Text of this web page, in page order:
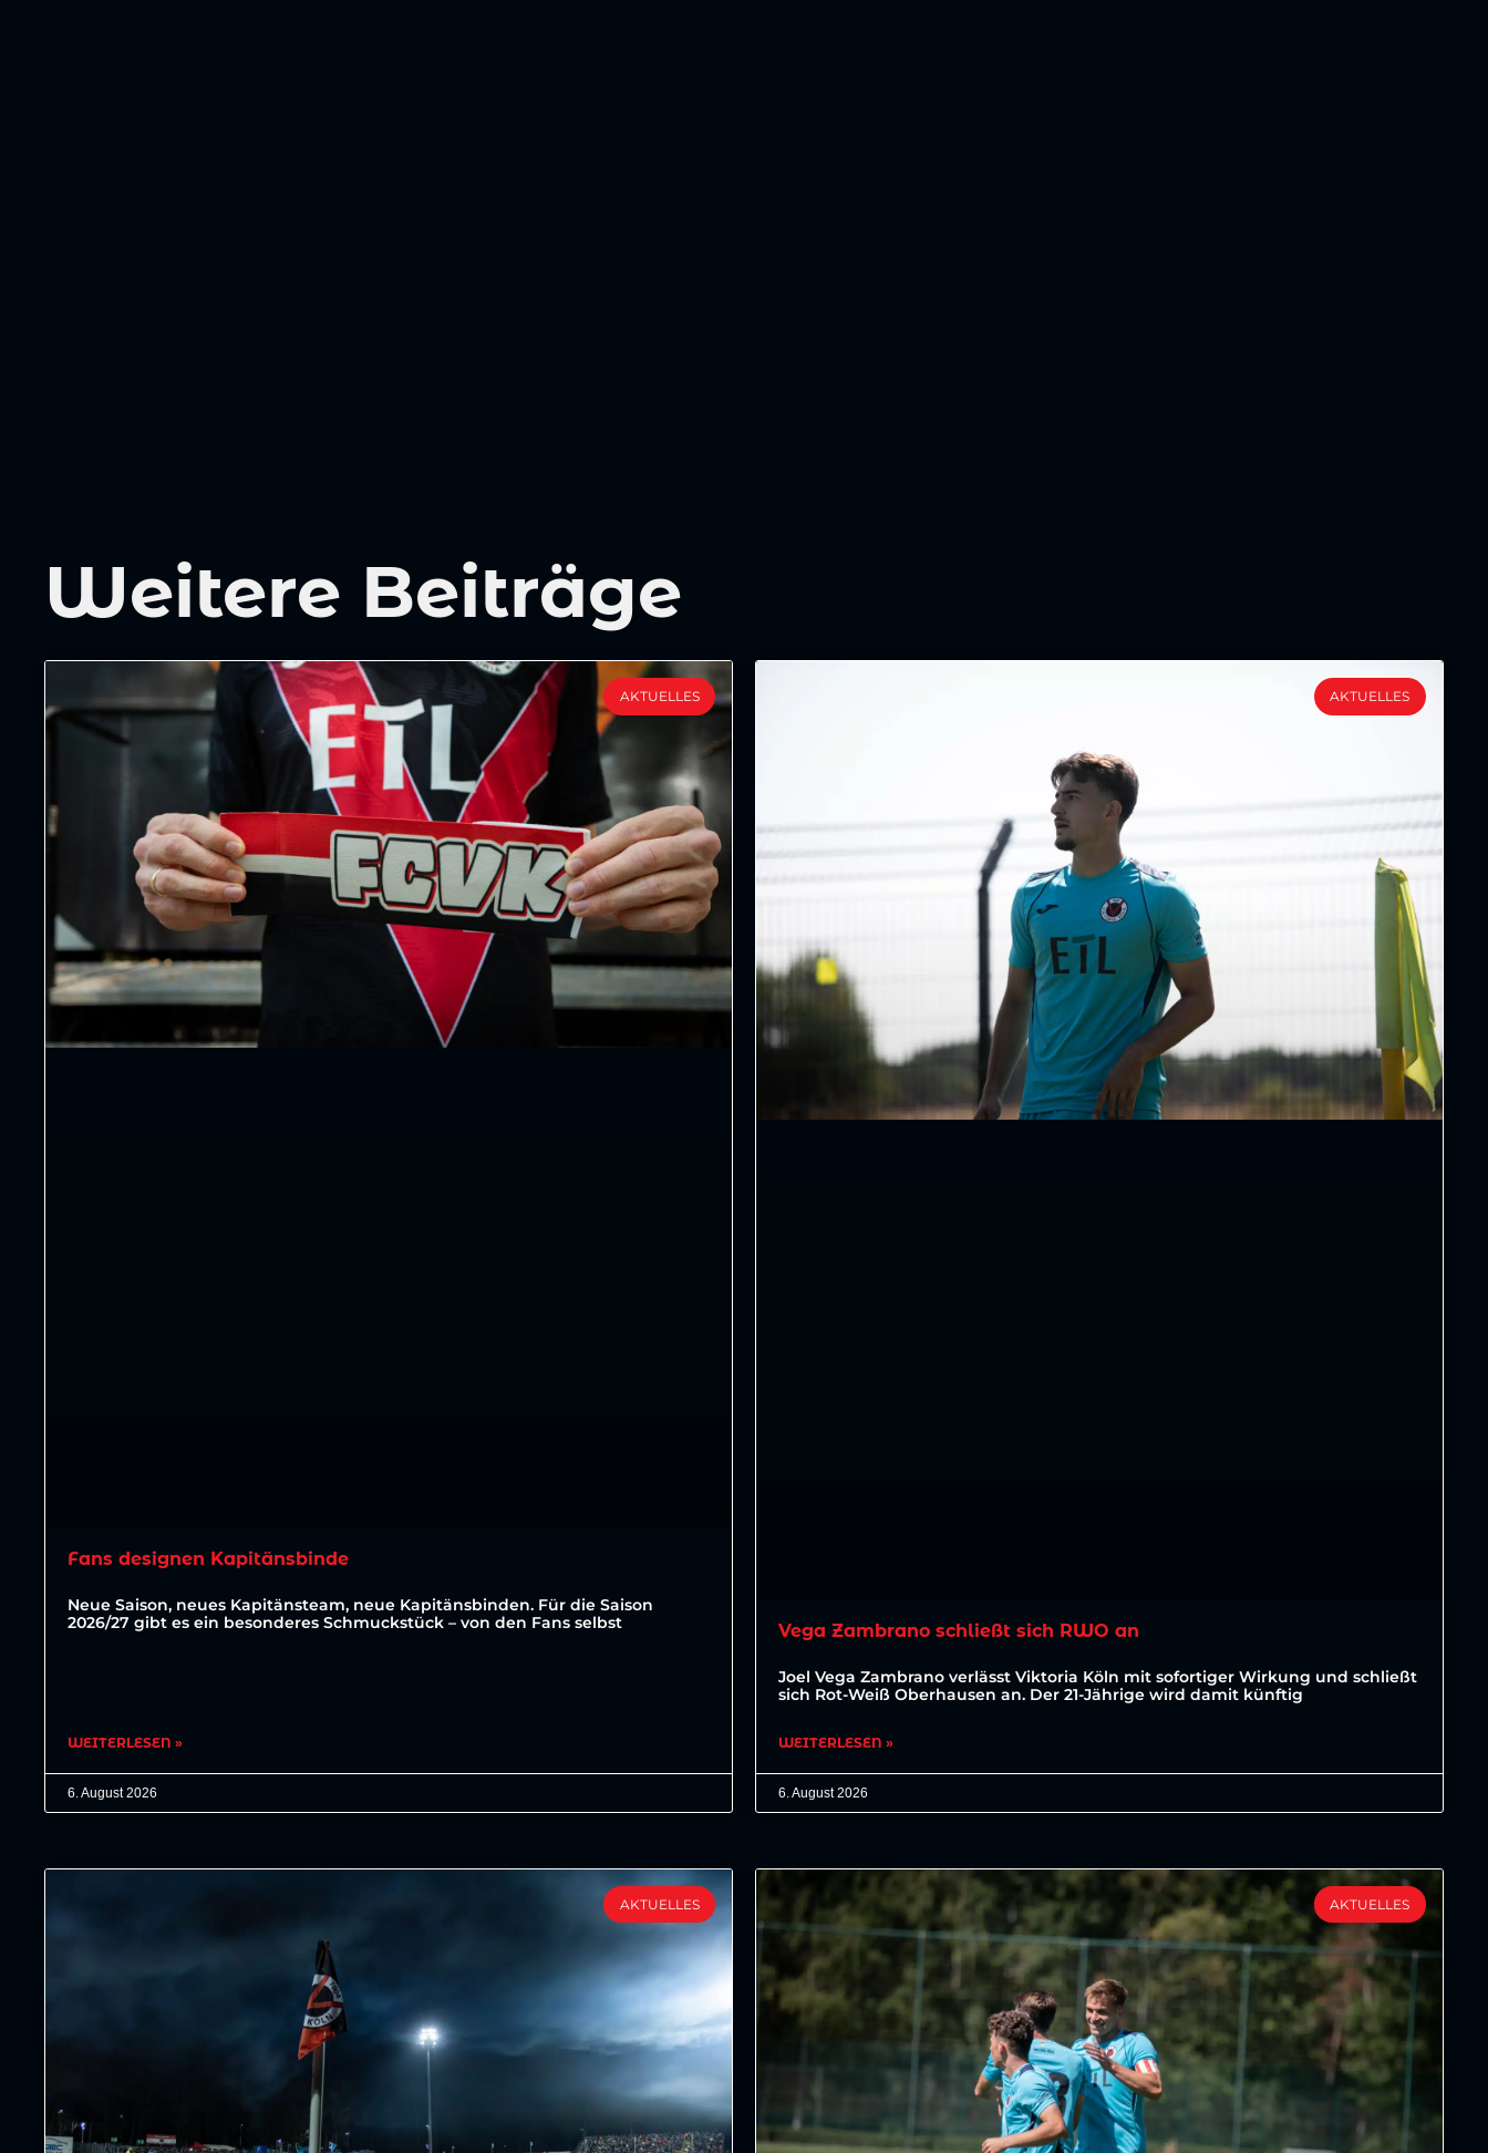
Weitere Beiträge
AKTUELLES
Fans designen Kapitänsbinde
Neue Saison, neues Kapitänsteam, neue Kapitänsbinden. Für die Saison
2026/27 gibt es ein besonderes Schmuckstück – von den Fans selbst
WEITERLESEN »
6. August 2026
AKTUELLES
Vega Zambrano schließt sich RWO an
Joel Vega Zambrano verlässt Viktoria Köln mit sofortiger Wirkung und schließt
sich Rot-Weiß Oberhausen an. Der 21-Jährige wird damit künftig
WEITERLESEN »
6. August 2026
AKTUELLES AKTUELLES